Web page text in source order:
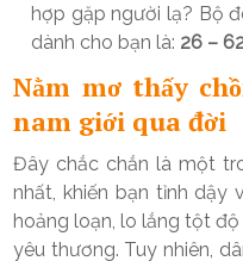
hợp gặp người lạ? Bộ
dành cho bạn là: 26 –
Nằm mơ thấy
nam giới qua đời
Đây chắc chắn là một
nhất, khiến bạn tỉnh
hoảng loạn, lo lắng tột
yêu thương. Tuy nhiên,